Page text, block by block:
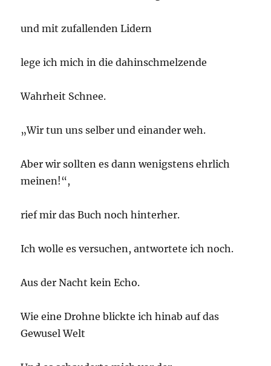
und mit zufallenden Lidern
lege ich mich in die dahinschmelzende
Wahrheit Schnee.
„Wir tun uns selber und einander weh.
Aber wir sollten es dann wenigstens ehrlich
meinen!“,
rief mir das Buch noch hinterher.
Ich wolle es versuchen, antwortete ich noch.
Aus der Nacht kein Echo.
Wie eine Drohne blickte ich hinab auf das
Gewusel Welt